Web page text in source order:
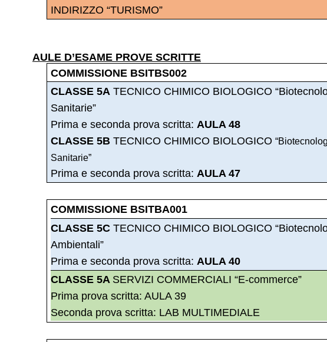
INDIRIZZO “TURISMO”
AULE D’ESAME PROVE SCRITTE
COMMISSIONE BSITBS002
CLASSE 5A TECNICO CHIMICO BIOLOGICO
Sanitarie”
Prima e seconda prova scritta: AULA 48
CLASSE 5BTECNICO CHIMICO BIOLOGICO
Sanitarie”
Prima e seconda prova scritta: AULA 47
COMMISSIONE BSITBA001
CLASSE 5CTECNICO CHIMICO BIOLOGICO
Ambientali”
Prima e seconda prova scritta: AULA 40
CLASSE 5A SERVIZI COMMERCIALI “E-commerce”
Prima prova scritta: AULA 39
Seconda prova scritta: LAB MULTIMEDIALE